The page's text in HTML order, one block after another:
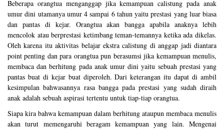
Beberapa orangtua menganggap jika kemampuan calistung pada anak
umur dini utamanya umur 4 sampai 6 tahun yaitu prestasi yang luar biasa
dan pantas di kejar. Orangtua akan bangga apabila anaknya lebih
mencolok atau berprestasi ketimbang teman-temannya ketika ada dikelas.
Oleh karena itu aktivitas belajar ekstra calistung di anggap jadi diantara
point penting dan para orangtua pun berasumsi jika kemampuan menulis,
membaca dan berhitung pada anak umur dini yaitu sebuah prestasi yang
pantas buat di kejar buat diperoleh. Dari keterangan itu dapat di ambil
kesimpulan bahwasannya rasa bangga pada prestasi yang sudah diraih
anak adalah sebuah aspirasi tertentu untuk tiap-tiap orangtua.
Siapa kira bahwa kemampuan dalam berhitung ataupun membaca menulis
akan turut memengaruhi beragam kemampuan yang lain. Mengenai